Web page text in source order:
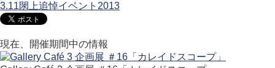
3.11閖上追悼イベント2013
現在、開催期間中の情報